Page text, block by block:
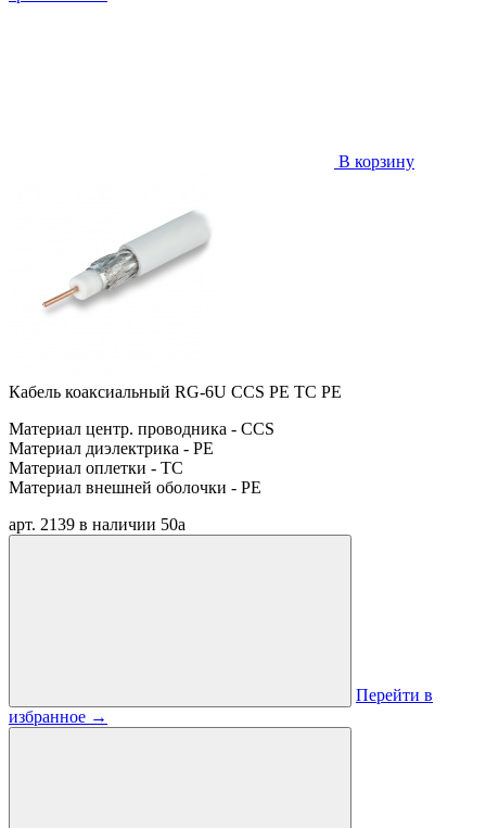
В корзину
Кабель коаксиальный RG-6U CCS PE TC PE
Материал центр. проводника - CCS
Материал диэлектрика - PE
Материал оплетки - TC
Материал внешней оболочки - PE
арт. 2139 в наличии 50a
Перейти в
избранное →